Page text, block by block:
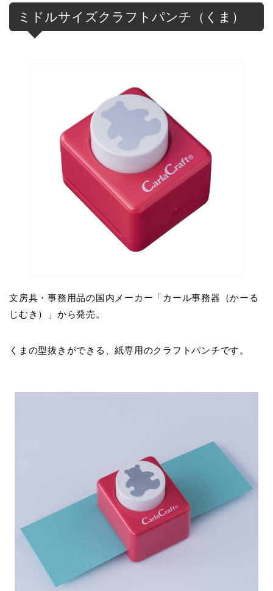
ミドルサイズクラフトパンチ（くま）
文房具・事務用品の国内メーカー「カール事務器（かーる
じむき）」から発売。
くまの型抜きができる、紙専用のクラフトパンチです。